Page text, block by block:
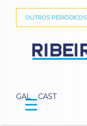
GAL CAST
OUTROS PERIÓDICOS
☰